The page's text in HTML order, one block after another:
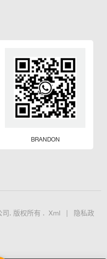
BRANDON
. 版权所有 . Xml |
隐私政